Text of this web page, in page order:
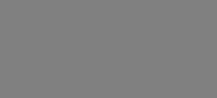
Bền Đẹp
lau chùi nhẹ phối hợp một chút nước xà phòng loãng để làm
nơi có nguồn nhiệt cao liên tục trong nhiều giờ để bảo vệ độ